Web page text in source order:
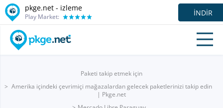
pkge.net - izleme
Play Market: İNDIR
Paketi takip etmek için
Amerika içindeki çevrimiçi mağazalardan gelecek paketlerinizi takip edin
| Pkge.net